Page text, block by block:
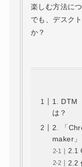
楽しむ方法に
でも、デスク
か？
1. DTM
は？
2. 「
maker」
2.1
2.2